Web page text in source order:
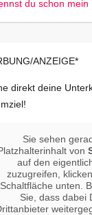
ANZEIGE*
direkt deine
Sie sehen
von
auf den
zuzugreifen,
Schaltfläche unten.
Sie, dass dabei